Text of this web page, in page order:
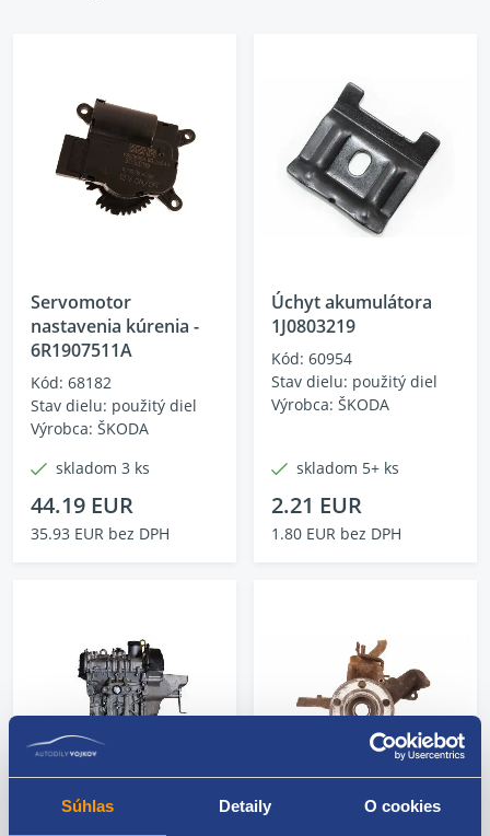
Súhlas Detaily O cookies
Servomotor
nastavenia kúrenia -
6R1907511A
Kód: 68182
Stav dielu: použitý diel
Výrobca: ŠKODA
skladom 3 ks
44.19 EUR
35.93 EUR bez DPH
Úchyt akumulátora
1J0803219
Kód: 60954
Stav dielu: použitý diel
Výrobca: ŠKODA
skladom 5+ ks
2.21 EUR
1.80 EUR bez DPH